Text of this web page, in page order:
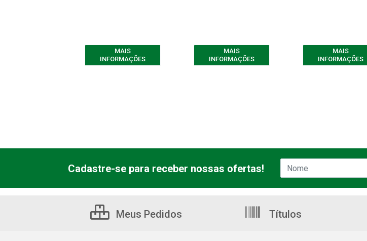
MAIS
INFORMAÇÕES
MAIS
INFORMAÇÕES
MAIS
INFORMAÇÕES
Cadastre-se para receber nossas ofertas!
Meus Pedidos Títulos